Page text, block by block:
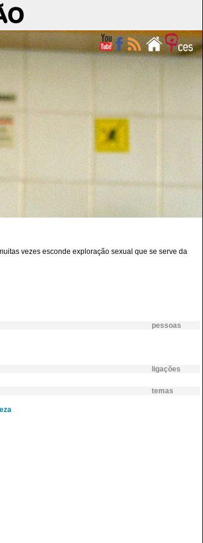
vezes esconde exploração sexual que se serve da
pessoas
ligações
temas